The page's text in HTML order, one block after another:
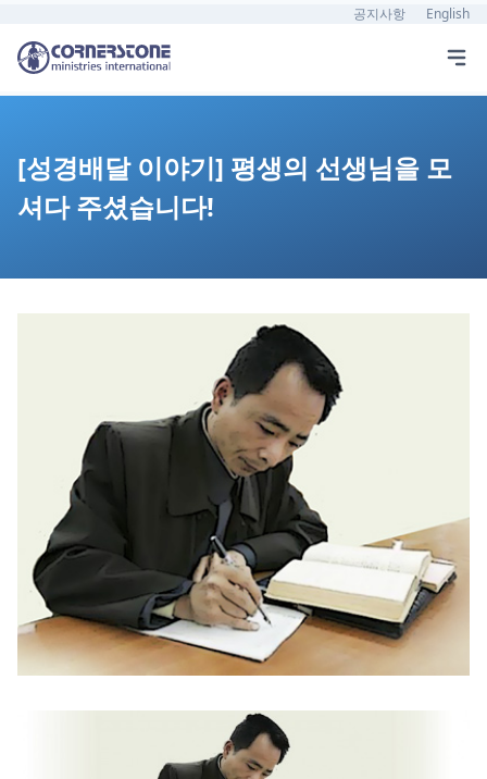
공지사항 English
[성경배달 이야기] 평생의 선생님을 모
셔다 주셨습니다!